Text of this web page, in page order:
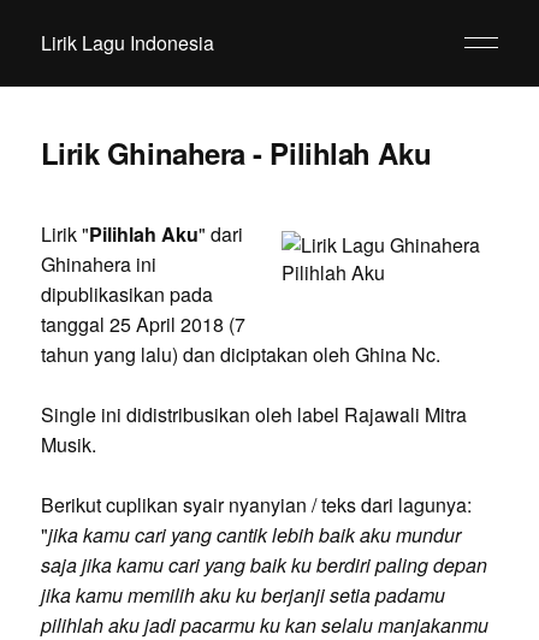
Lirik Lagu Indonesia
Lirik Ghinahera - Pilihlah Aku
Lirik "Pilihlah Aku" dari
Ghinahera ini
dipublikasikan pada
tanggal 25 April 2018 (7
tahun yang lalu) dan diciptakan oleh Ghina Nc.
Single ini didistribusikan oleh label Rajawali Mitra
Musik.
Berikut cuplikan syair nyanyian / teks dari lagunya:
"jika kamu cari yang cantik lebih baik aku mundur
saja jika kamu cari yang baik ku berdiri paling depan
jika kamu memilih aku ku berjanji setia padamu
pilihlah aku jadi pacarmu ku kan selalu manjakanmu